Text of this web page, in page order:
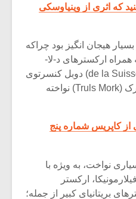
که اثری از وینیاوسکی
برای اینز بسیار هیجان انگیز بود چراکه
همراه ارکسترهای د-لا-
سوسی رومند (de la Suisse Romande) دوبل کنسرتوی
برامس را به همراه ترالز مورک (Truls Mork) نواخته
کاپریس شماره پنج
نواخت، به ویژه با
ارکستر
بریتانیای کبیر از جمله؛
دوره
برگزار